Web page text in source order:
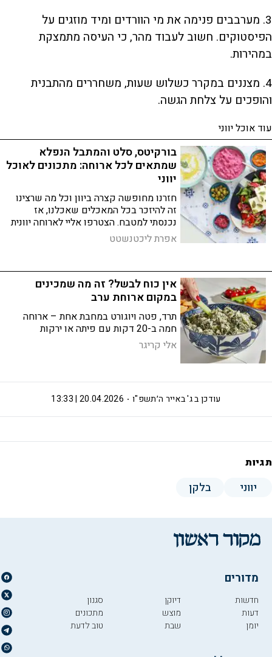
3. מערבבים פנימה את מי הוורדים ומיד מוזגים על
הפיסטוקים. חשוב לעבוד מהר, כי העיסה מתמצקת
במהירות.
4. מצננים במקרר כשלוש שעות, משחררים מהתבנית
והופכים על צלחת הגשה.
עוד אוכל יווני
בורקיטס, סלט והמתבל הנפלא
שמתאים לכל ארוחה: מתכונים לאוכל
יווני
חזרנו מחופשה קצרה ביוון וכל מה שרצינו
זה להיזכר בכל המאכלים שאכלנו, אז
נכנסתי למטבח. הצטרפו אליי לארוחה יוונית
חלומית
אפרת ליכטנשטט
אין כוח לבשל? זה מה שמכינים
במקום ארוחת ערב
תרד, פטה ויוגורט במחבת אחת – ארוחה
חמה ב-20 דקות עם פיתה או ירקות
אלי קריגר
ג' באייר ה׳תשפ"ו 20.04.2026 | 13:33 עודכן ב
תגיות
יווני בלקן
מדורים
חדשות
דעות
יומן
דיוקן
מוצש
שבת
סגנון
מתכונים
טוב לדעת